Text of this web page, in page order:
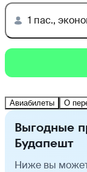
1 пас.,
Авиабилеты О
Выгодные
Будапешт
Ниже вы